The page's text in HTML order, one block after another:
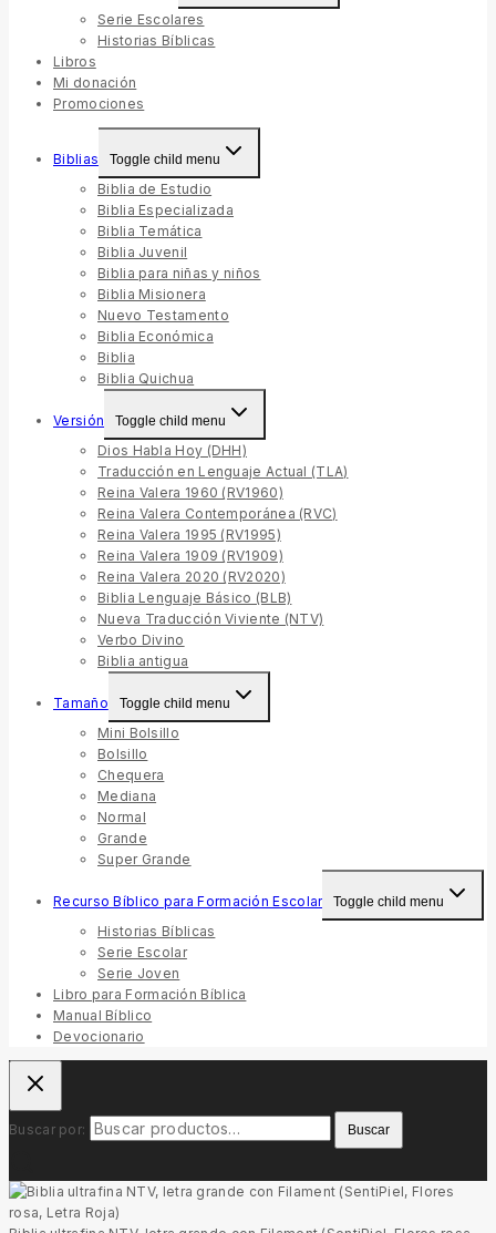
Serie Escolares
Historias Bíblicas
Libros
Mi donación
Promociones
Biblias Toggle child menu
Biblia de Estudio
Biblia Especializada
Biblia Temática
Biblia Juvenil
Biblia para niñas y niños
Biblia Misionera
Nuevo Testamento
Biblia Económica
Biblia
Biblia Quichua
Versión Toggle child menu
Dios Habla Hoy (DHH)
Traducción en Lenguaje Actual (TLA)
Reina Valera 1960 (RV1960)
Reina Valera Contemporánea (RVC)
Reina Valera 1995 (RV1995)
Reina Valera 1909 (RV1909)
Reina Valera 2020 (RV2020)
Biblia Lenguaje Básico (BLB)
Nueva Traducción Viviente (NTV)
Verbo Divino
Biblia antigua
Tamaño Toggle child menu
Mini Bolsillo
Bolsillo
Chequera
Mediana
Normal
Grande
Super Grande
Recurso Bíblico para Formación Escolar Toggle child menu
Historias Bíblicas
Serie Escolar
Serie Joven
Libro para Formación Bíblica
Manual Bíblico
Devocionario
Buscar por: Buscar